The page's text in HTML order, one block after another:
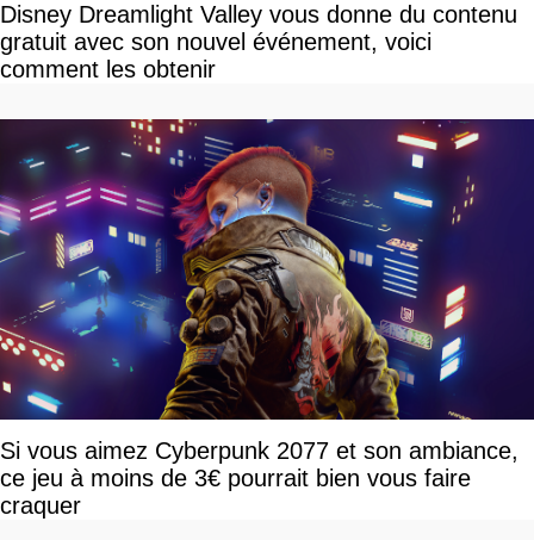
Disney Dreamlight Valley vous donne du contenu
gratuit avec son nouvel événement, voici
comment les obtenir
Si vous aimez Cyberpunk 2077 et son ambiance,
ce jeu à moins de 3€ pourrait bien vous faire
craquer